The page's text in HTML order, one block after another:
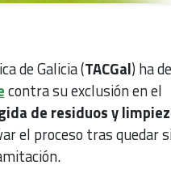
de Galicia (TACGal) ha
contra su exclusión en el
de residuos y
el proceso tras quedar